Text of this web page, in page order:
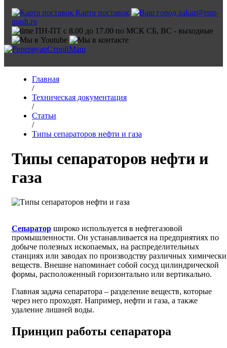
Карта поставок
zakaz@rsm-
mash.ru
ПН-ПТ с 8.00 до 17.00 по МСК СБ, ВС - выходные
Главная
/
Техническая документация
/
Статьи
/
Типы сепараторов нефти и газа
Типы сепараторов нефти и
газа
Сепаратор широко используется в нефтегазовой
промышленности. Он устанавливается на предприятиях по
добыче полезных ископаемых, на распределительных
станциях или заводах по производству различных
веществ. Внешне напоминает собой сосуд цилиндрической
формы, расположенный горизонтально или вертикально.
Главная задача сепаратора – разделение веществ, которые
через него проходят. Например, нефти и газа, а также
удаление лишней воды.
Принцип работы сепаратора